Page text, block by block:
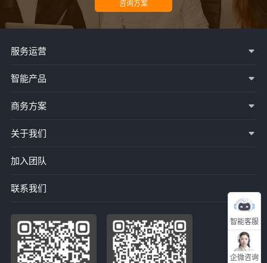
智能客服
企微咨询
服务运营
智能产品
商务方案
关于我们
加入团队
联系我们